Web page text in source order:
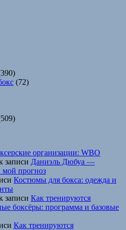
(72)
организации: WBO
записи Даниэль Дюбуа —
прогноз
Костюмы для бокса: одежда и
записи Как тренируются
боксёры: программа и базовые
Как тренируются